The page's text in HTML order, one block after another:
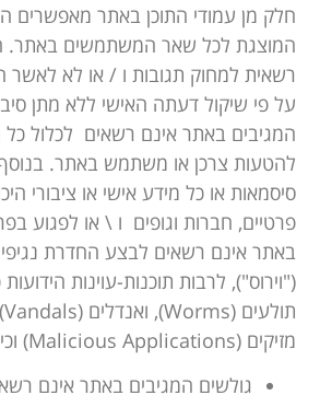
חלק מן עמודי התוכן באתר מאפשרים
המוצגת לכל שאר המשתמשים באתר.
רשאית למחוק תגובות ו / או לא לאשר
על פי שיקול דעתה האישי ללא מתן
המגיבים באתר אינם רשאים לכלול כל
להטעות צרכן או משתמש באתר. בנוסף
סיסמאות או כל מידע אישי או ציבורי
פרטיים, חברות וגופים ו \ או לפגוע
באתר אינם רשאים לבצע החדרת
("וירוס"), לרבות תוכנות-עוינות הידועות
תולעים (Worms), ואנדלים (Vandals
מזיקים Malicious Applications)
)
גולשים המגיבים באתר אינם